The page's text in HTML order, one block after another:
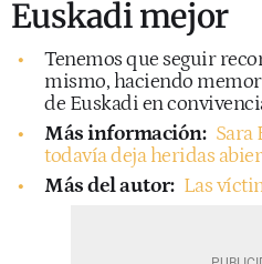
Euskadi mejor
Tenemos que seguir
mismo, haciendo
de Euskadi en
Más información: Sara
todavía deja heridas
Más del autor: Las